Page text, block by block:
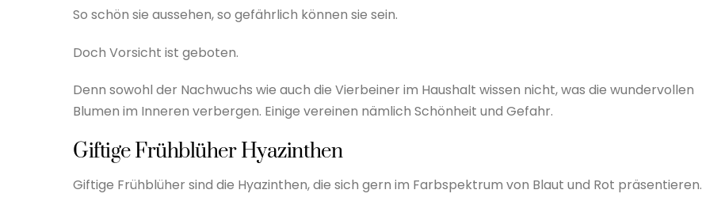
So schön sie aussehen, so gefährlich können sie sein.
Doch Vorsicht ist geboten.
Denn sowohl der Nachwuchs wie auch die Vierbeiner im Haushalt wissen nicht, was die wundervollen
Blumen im Inneren verbergen. Einige vereinen nämlich Schönheit und Gefahr.
Giftige Frühblüher Hyazinthen
Giftige Frühblüher sind die Hyazinthen, die sich gern im Farbspektrum von Blaut und Rot präsentieren.